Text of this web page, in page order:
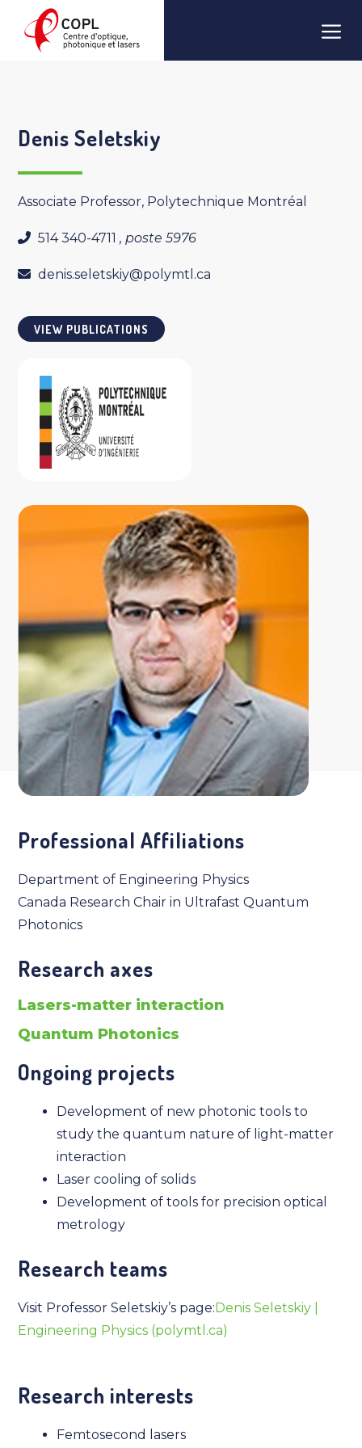
content
Denis Seletskiy
Associate Professor, Polytechnique Montréal
514 340-4711, poste 5976
denis.seletskiy@polymtl.ca
VIEW PUBLICATIONS
Professional Affiliations
Department of Engineering Physics
Canada Research Chair in Ultrafast Quantum
Photonics
Research axes
Lasers-matter interaction
Quantum Photonics
Ongoing projects
Development of new photonic tools to
study the quantum nature of light-matter
interaction
Laser cooling of solids
Development of tools for precision optical
metrology
Research teams
Visit Professor Seletskiy’s page:Denis Seletskiy |
Engineering Physics (polymtl.ca)
Research interests
Femtosecond lasers